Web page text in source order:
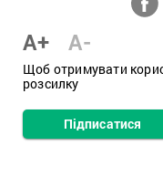
A+ A-
Щоб отримувати
розсилку
Підписатися